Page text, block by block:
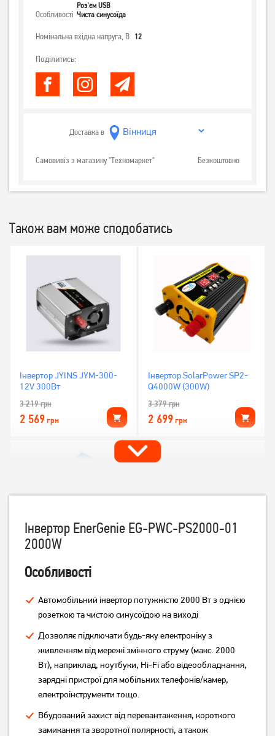
Особливості
Роз'єм USB
Чиста синусоїда
Номінальна вхідна напруга, В 12
Поділитись:
Доставка в
Самовивіз з магазину "Техномаркет" Безкоштовно
Також вам може сподобатись
Інвертор JYINS JYM-300-
12V 300Вт
3 219грн
2 569грн
Інвертор SolarPower SP2-
Q4000W (300W)
3 379грн
2 699грн
Інвертор Carspa СPS1000-
12 849грн
10 279грн
4 719грн
3 769грн
Інвертор EnerGenie EG-PWC-PS2000-01
2000W
Особливості
Автомобільний інвертор потужністю 2000 Вт з однією
розеткою та чистою синусоїдою на виході
Дозволяє підключати будь-яку електроніку з
живленням від мережі змінного струму (макс. 2000
Вт), наприклад, ноутбуки, Hi-Fi або відеообладнання,
зарядні пристрої для мобільних телефонів/камер,
електроінструменти тощо.
Вбудований захист від перевантаження, короткого
замикання та зворотної полярності, а також